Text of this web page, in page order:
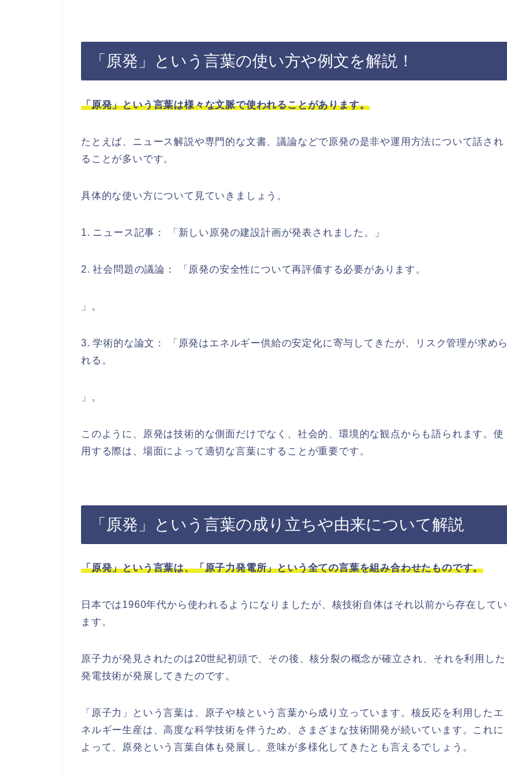
「原発」という言葉の使い方や例文を解説！
「原発」という言葉は様々な文脈で使われることがあります。
たとえば、ニュース解説や専門的な文書、議論などで原発の是非や運用方法について話され
ることが多いです。
具体的な使い方について見ていきましょう。
1. ニュース記事： 「新しい原発の建設計画が発表されました。」
2. 社会問題の議論： 「原発の安全性について再評価する必要があります。
」。
3. 学術的な論文： 「原発はエネルギー供給の安定化に寄与してきたが、リスク管理が求めら
れる。
」。
このように、原発は技術的な側面だけでなく、社会的、環境的な観点からも語られます。使
用する際は、場面によって適切な言葉にすることが重要です。
「原発」という言葉の成り立ちや由来について解説
「原発」という言葉は、「原子力発電所」という全ての言葉を組み合わせたものです。
日本では1960年代から使われるようになりましたが、核技術自体はそれ以前から存在してい
ます。
原子力が発見されたのは20世紀初頭で、その後、核分裂の概念が確立され、それを利用した
発電技術が発展してきたのです。
「原子力」という言葉は、原子や核という言葉から成り立っています。核反応を利用したエ
ネルギー生産は、高度な科学技術を伴うため、さまざまな技術開発が続いています。これに
よって、原発という言葉自体も発展し、意味が多様化してきたとも言えるでしょう。